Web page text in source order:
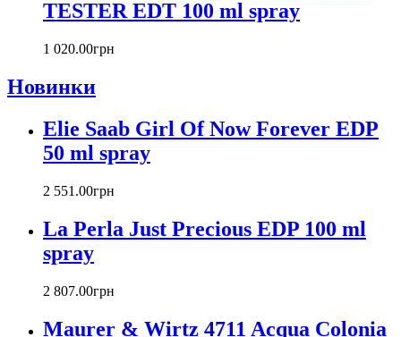
Cartier
Chanel
Charriol
Chloe
Christian Audigier
Christian Dior
Christian Lacroix
Cindy Crawford
Clinique
Clive Christian
CnR Create
Comme Des Garcons
Costume National
TESTER EDT 100 ml spray
1 020.00грн
Новинки
Elie Saab Girl Of Now Forever EDP
50 ml spray
2 551 .00грн
La Perla Just Precious EDP 100 ml
spray
2 807.00грн
Maurer & Wirtz 4711 Acqua Colonia